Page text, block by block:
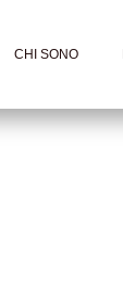
CHI SONO